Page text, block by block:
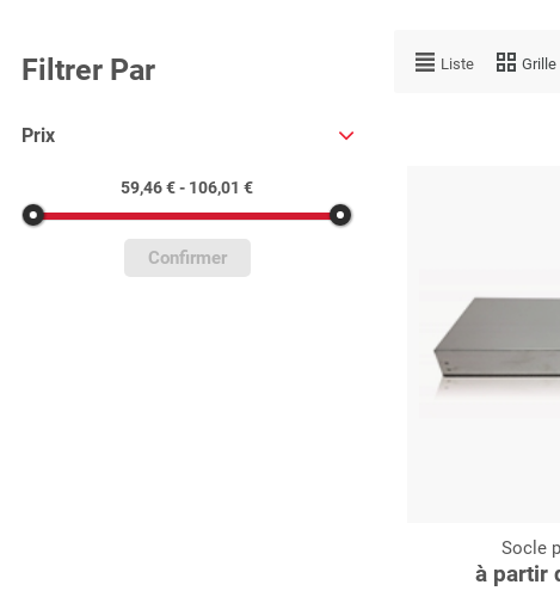
Filtrer Par
Prix
59,46 € - 106,01 €
Confirmer
Liste Grille
Socle
à partir